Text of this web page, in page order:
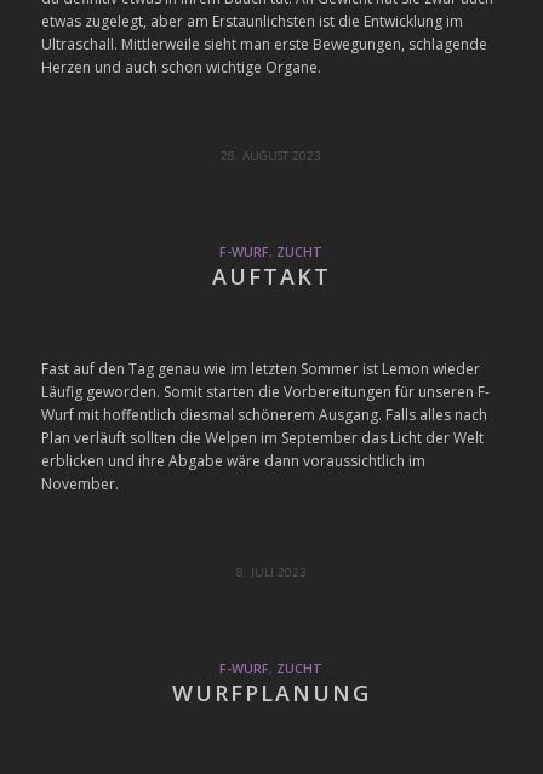
etwas zugelegt, aber am Erstaunlichsten ist die Entwicklung im
Ultraschall. Mittlerweile sieht man erste Bewegungen, schlagende
Herzen und auch schon wichtige Organe.
28. AUGUST 2023
F-WURF, ZUCHT
AUFTAKT
Fast auf den Tag genau wie im letzten Sommer ist Lemon wieder
Läufig geworden. Somit starten die Vorbereitungen für unseren F-
Wurf mit hoffentlich diesmal schönerem Ausgang. Falls alles nach
Plan verläuft sollten die Welpen im September das Licht der Welt
erblicken und ihre Abgabe wäre dann voraussichtlich im
November.
8. JULI 2023
F-WURF, ZUCHT
WURFPLANUNG